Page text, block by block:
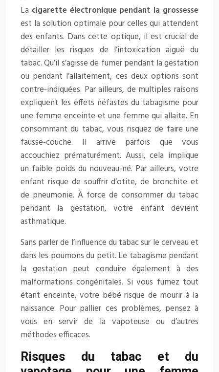
La cigarette électronique pendant la grossesse
est la solution optimale pour celles qui attendent
des enfants. Dans cette optique, il est crucial de
détailler les risques de l’intoxication aiguë du
tabac. Qu’il s’agisse de fumer pendant la gestation
ou pendant l’allaitement, ces deux options sont
contre-indiquées. Par ailleurs, de multiples raisons
expliquent les effets néfastes du tabagisme pour
une femme enceinte et une femme qui allaite. En
consommant du tabac, vous risquez de faire une
fausse-couche. Il arrive parfois que vous
accouchiez prématurément. Aussi, cela implique
un faible poids du nouveau-né. Par ailleurs, votre
enfant risque de souffrir d’otite, de bronchite et
de pneumonie. À force de consommer du tabac
pendant la gestation, votre enfant devient
asthmatique.
Sans parler de l’influence du tabac sur le cerveau et
dans les poumons du petit. Le tabagisme pendant
la gestation peut conduire également à des
malformations congénitales. Si vous fumez tout
étant enceinte, votre bébé risque de mourir à la
naissance. Pour pallier ces problèmes, pensez à
vous en servir de la vapoteuse ou d’autres
méthodes efficaces.
Risques du tabac et du